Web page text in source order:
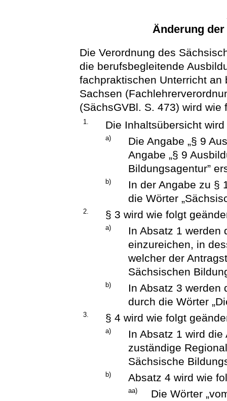
Änderung
Die Verordnung des
die berufsbegleitende
fachpraktischen Unterricht
Sachsen
(SächsGVBl. S. 473) wird wie
1. Die Inhaltsübersicht
a)
Die Angabe „§ 9
Angabe „§ 9
Bildungsagentur”
b)
In der Angabe zu §
die Wörter
2. § 3 wird wie folgt
a)
In Absatz 1 werden
einzureichen, in
welcher der
Sächsischen
b)
In Absatz 3 werden
durch die Wörter
3. § 4 wird wie folgt
a)
In Absatz 1 wird die
zuständige
Sächsische
b) Absatz 4 wird wie
aa)
Die Wörter